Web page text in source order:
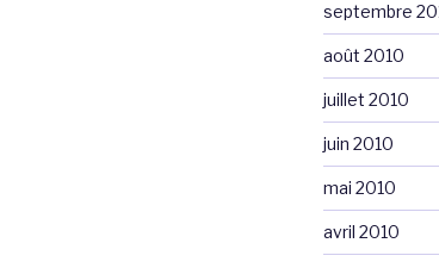
septembre
août 2010
juillet 2010
juin 2010
mai 2010
avril 2010